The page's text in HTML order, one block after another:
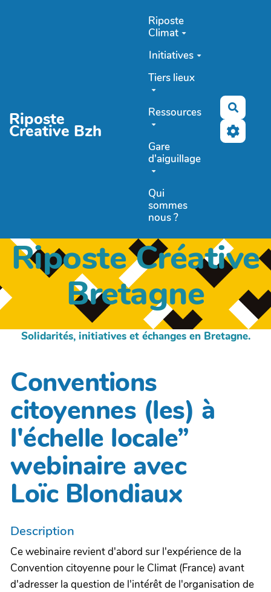
Riposte
Creative Bzh
Riposte
Climat
Initiatives
Tiers lieux
Ressources
Gare
d'aiguillage
Qui
sommes
nous ?
Riposte Créative
Bretagne
Solidarités, initiatives et échanges en Bretagne.
Conventions
citoyennes (les) à
l'échelle locale”
webinaire avec
Loïc Blondiaux
Description
Ce webinaire revient d'abord sur l'expérience de la
Convention citoyenne pour le Climat (France) avant
d'adresser la question de l'intérêt de l'organisation de